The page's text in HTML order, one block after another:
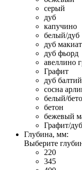
серый
дуб
капучино
белый/дуб
дуб
дуб фьорд
авеллино
Графит
дуб
сосна
белый/
бетон
бежевый
Графит/дуб
Глубина, мм:
Выберите
220
345